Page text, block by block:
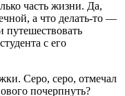
часть жизни. Да,
а что делать-то —
путешествовать
с его
Серо, серо, отмечал
почерпнуть?